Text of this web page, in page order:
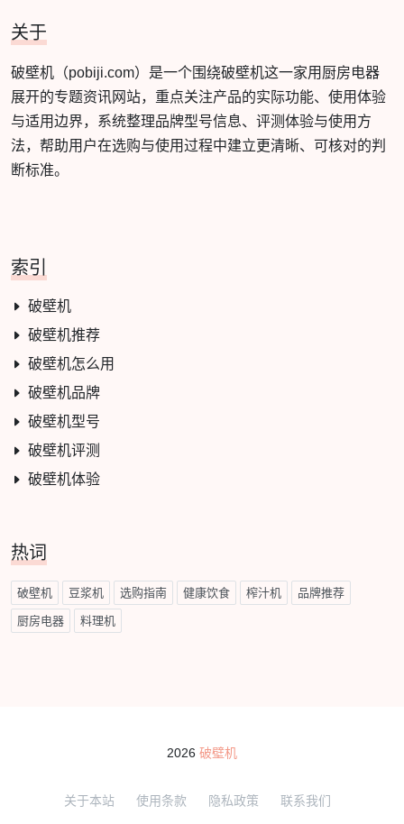
关于
破壁机（pobiji.com）是一个围绕破壁机这一家用厨房电器
展开的专题资讯网站，重点关注产品的实际功能、使用体验
与适用边界，系统整理品牌型号信息、评测体验与使用方
法，帮助用户在选购与使用过程中建立更清晰、可核对的判
断标准。
索引
破壁机
破壁机推荐
破壁机怎么用
破壁机品牌
破壁机型号
破壁机评测
破壁机体验
热词
破壁机 豆浆机 选购指南 健康饮食 榨汁机 品牌推荐
厨房电器 料理机
2026 破壁机
关于本站 使用条款 隐私政策 联系我们